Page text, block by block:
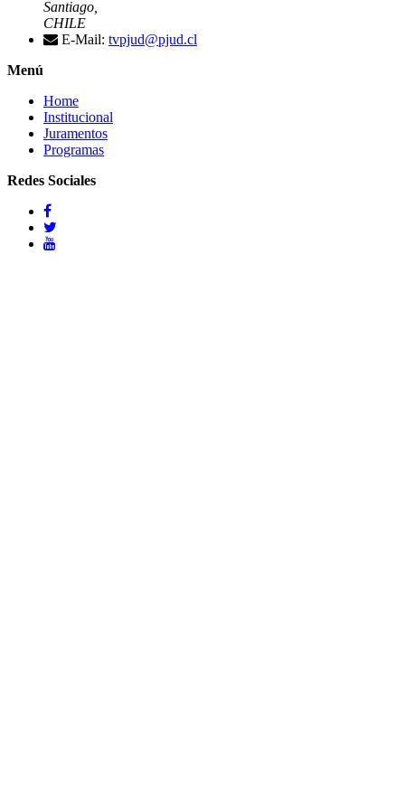
Santiago,
CHILE
E-Mail: tvpjud@pjud.cl
Menú
Home
Institucional
Juramentos
Programas
Redes Sociales